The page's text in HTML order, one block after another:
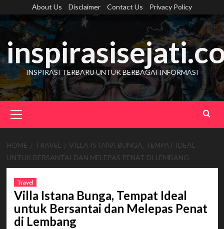
content
About Us Disclaimer Contact Us Privacy Policy
INSPIRASI TERBARU UNTUK BERBAGAI INFORMASI
Menu
HOME TRAVEL
VILLA ISTANA BUNGA, TEMPAT IDEAL
UNTUK BERSANTAI DAN MELEPAS PENAT DI LEMBANG
Travel
Villa Istana Bunga, Tempat Ideal
untuk Bersantai dan Melepas Penat
di Lembang